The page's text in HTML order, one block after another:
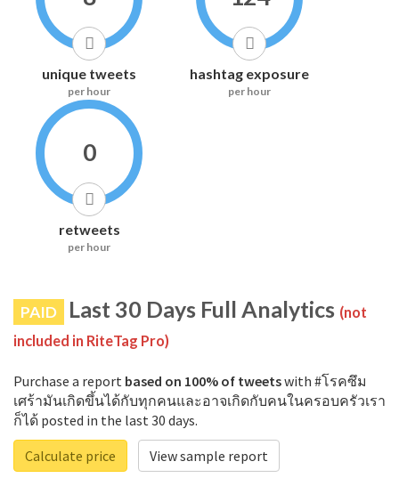
unique tweets
per hour
hashtag exposure
per hour
0
retweets
per hour
PAID Last 30 Days Full Analytics (not
included in RiteTag Pro)
Purchase a report based on 100% of tweetswith #โรคซึม
เศร้ามันเกิดขึ้นได้กับทุกคนและอาจเกิดกับคนในครอบครัวเรา
ก็ได้ posted in the last 30 days.
Calculate price
View sample report